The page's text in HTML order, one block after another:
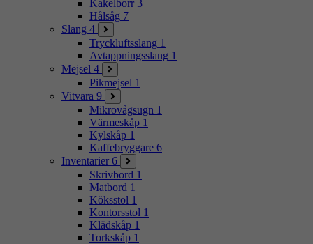
Kakelborr 3
Hålsåg 7
Slang 4
Tryckluftsslang 1
Avtappningsslang 1
Mejsel 4
Pikmejsel 1
Vitvara 9
Mikrovågsugn 1
Värmeskåp 1
Kylskåp 1
Kaffebryggare 6
Inventarier 6
Skrivbord 1
Matbord 1
Köksstol 1
Kontorsstol 1
Klädskåp 1
Torkskåp 1